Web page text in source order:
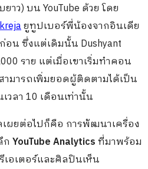
ว) บน YouTube ด้วย โดย
ยูทูปเบอร์พี่น้องจากอินเดีย
น ซึ่งแต่เดิมนั้น Dushyant
ราย แต่เมื่อเขาเริ่มทำคอน
ามารถเพิ่มยอดผู้ติดตามได้เป็น
วลา 10 เดือนเท่านั้น
เผยต่อไปก็คือ การพัฒนาเครื่อง
ก YouTube Analyticsที่มาพร้อม
อเตอร์และศิลปินเห็น